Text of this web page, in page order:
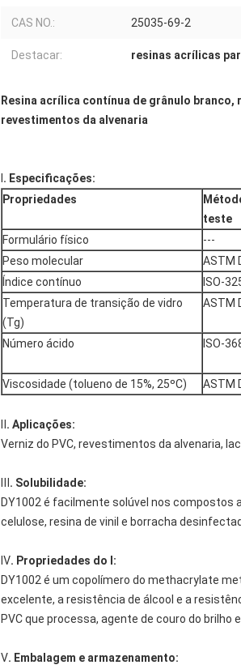
CAS NO.: 25035-69-2
Destacar: resinas acrílicas
Resina acrílica contínua de grânulo
revestimentos da alvenaria
. Especificações:
Propriedades
teste
Formulário físico ---
Peso molecular
ASTM
Índice contínuo
ISO-
Temperatura de transição de vidro
(Tg)
ASTM
Número ácido ISO-
Viscosidade (tolueno de 15%, 25ºC) ASTM
. Aplicações:
Verniz do PVC, revestimentos da alvenaria,
. Solubilidade:
DY1002 é facilmente solúvel nos
celulose, resina de vinil e borracha
Ⅳ. Propriedades do Ⅰ:
DY1002 é um copolímero do methacrylate
excelente, a resistência de álcool e a
PVC que processa, agente de couro do
Ⅴ. Embalagem e armazenamento: